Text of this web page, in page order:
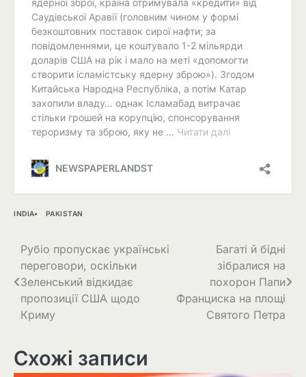
INDIA PAKISTAN
Навігація
записів
Рубіо пропускає українські
переговори, оскільки
Зеленський відкидає
пропозиції США щодо
Криму
Багаті й бідні
зібралися на
похорон Папи
Франциска на площі
Святого Петра
Схожі записи